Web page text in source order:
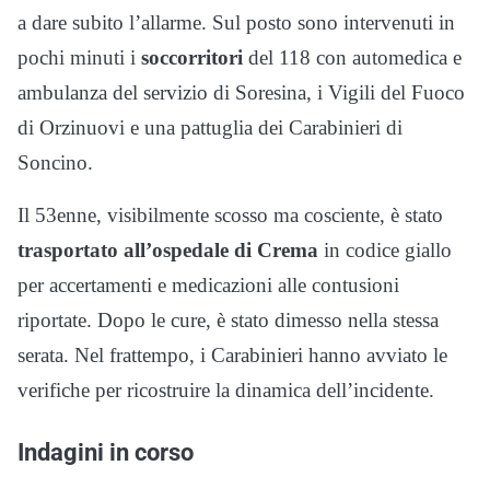
a dare subito l’allarme. Sul posto sono intervenuti in
pochi minuti i soccorritori del 118 con automedica e
ambulanza del servizio di Soresina, i Vigili del Fuoco
di Orzinuovi e una pattuglia dei Carabinieri di
Soncino.
Il 53enne, visibilmente scosso ma cosciente, è stato
trasportato all’ospedale di Crema in codice giallo
per accertamenti e medicazioni alle contusioni
riportate. Dopo le cure, è stato dimesso nella stessa
serata. Nel frattempo, i Carabinieri hanno avviato le
verifiche per ricostruire la dinamica dell’incidente.
Indagini in corso